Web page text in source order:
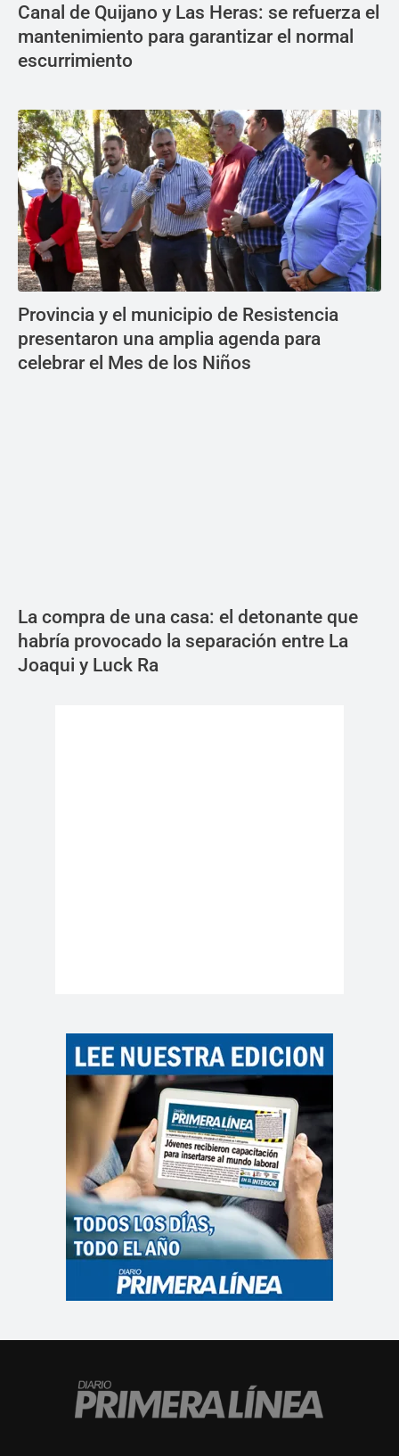
Canal de Quijano y Las Heras: se refuerza el
mantenimiento para garantizar el normal
escurrimiento
Provincia y el municipio de Resistencia
presentaron una amplia agenda para
celebrar el Mes de los Niños
La compra de una casa: el detonante que
habría provocado la separación entre La
Joaqui y Luck Ra